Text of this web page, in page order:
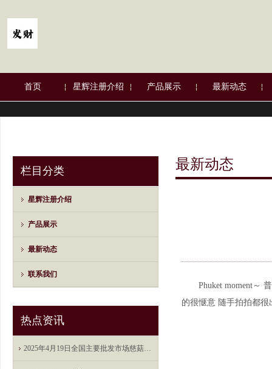
首页 星辉注册介绍 产品展示 最新动态
栏目分类
星辉注册介绍
产品展示
最新动态
联系我们
热点资讯
2025年4月19日全国主要批发市场慈菇价格行情
最新动态
Phuket moment～ 普
的很惬意 随手拍拍都